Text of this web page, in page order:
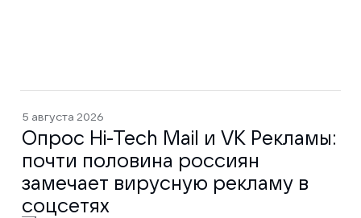
5 августа 2026
Опрос Hi-Tech Mail и VK Рекламы:
почти половина россиян
замечает вирусную рекламу в
соцсетях